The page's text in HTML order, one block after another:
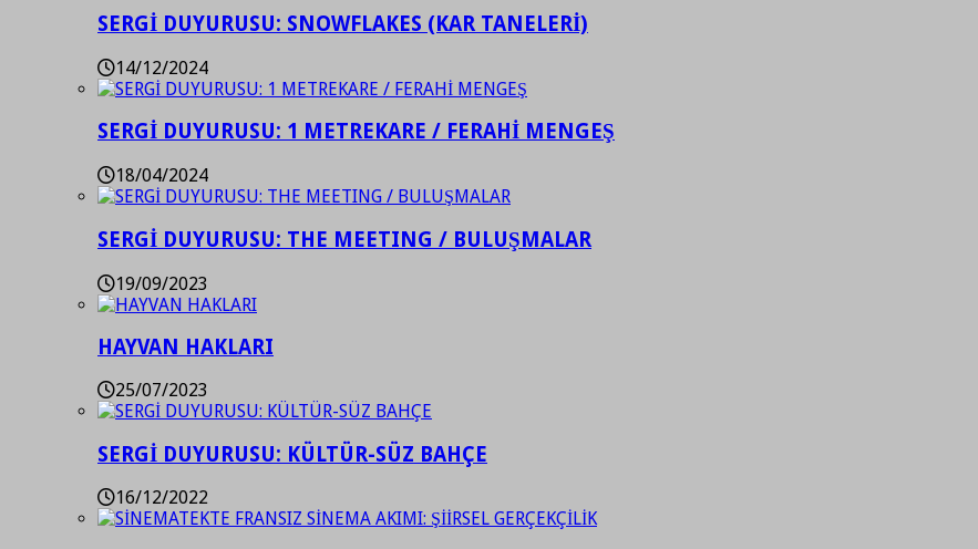
SERGİ DUYURUSU: SNOWFLAKES (KAR TANELERİ)
14/12/2024
SERGİ DUYURUSU: 1 METREKARE / FERAHİ MENGEŞ
18/04/2024
SERGİ DUYURUSU: THE MEETING / BULUŞMALAR
19/09/2023
HAYVAN HAKLARI
25/07/2023
SERGİ DUYURUSU: KÜLTÜR-SÜZ BAHÇE
16/12/2022